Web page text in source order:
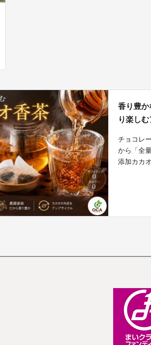
香り豊か
り楽し
チョコレ
から「全
添加カカ